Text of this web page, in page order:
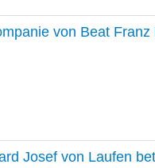
von Beat
Josef von Laufen